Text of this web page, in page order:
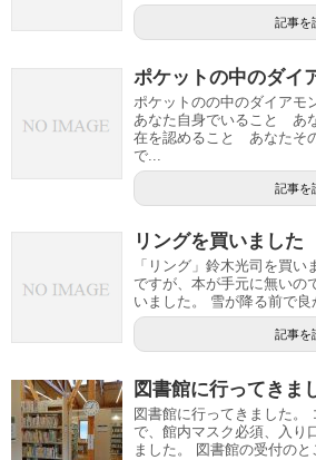
記事を
ポケットの中のダイ
ポケットのの中のダイアモ
あなた自身でいること あ
在を認めること あなたそ
で...
記事を
リングを買いました
「リング」鈴木光司を買
ですが、本が手元に無いの
いました。 雪が降る前で
記事を
図書館に行ってきま
図書館に行ってきました。
で、館内マスク必須、入り
ました。 図書館の受付の